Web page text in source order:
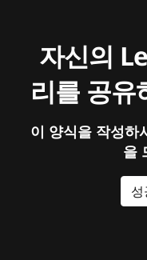
자신의
리를 공유
이 양식을 작성하
을